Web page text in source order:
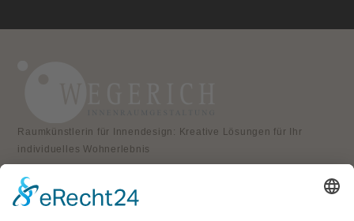
Raumkünstlerin für Innendesign: Kreative Lösungen für Ihr
individuelles Wohnerlebnis
KONTAKT
Atelier für Innenraumgestaltung